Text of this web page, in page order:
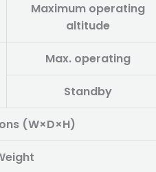
Maximum operating
altitude
Max. operating
Standby
(W×D×H)